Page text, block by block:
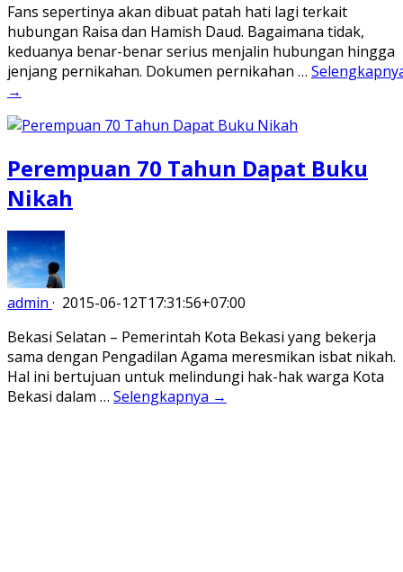
Fans sepertinya akan dibuat patah hati lagi terkait
hubungan Raisa dan Hamish Daud. Bagaimana tidak,
keduanya benar-benar serius menjalin hubungan hingga
jenjang pernikahan. Dokumen pernikahan …
→
Perempuan 70 Tahun Dapat Buku
Nikah
admin · 2015-06-12T17:31:56+07:00
Bekasi Selatan – Pemerintah Kota Bekasi yang bekerja
sama dengan Pengadilan Agama meresmikan isbat nikah.
Hal ini bertujuan untuk melindungi hak-hak warga Kota
Bekasi dalam … Selengkapnya →